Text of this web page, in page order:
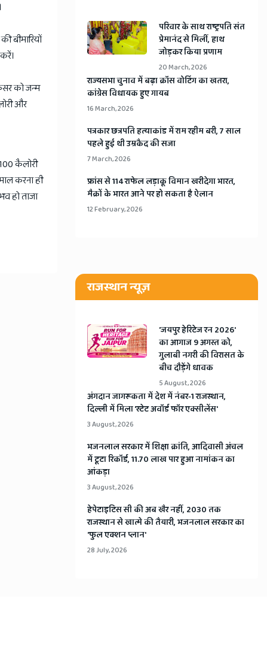
बीमारियों
को जन्म
और
कैलोरी
करना ही
हो ताजा
​परिवार के साथ राष्ट्रपति संत
प्रेमानंद से मिलीं, हाथ
जोड़कर किया प्रणाम
20 March, 2026
​राज्यसभा चुनाव में बढ़ा क्रॉस वोटिंग का खतरा,
कांग्रेस विधायक हुए गायब
16 March, 2026
​पत्रकार छत्रपति हत्याकांड में राम रहीम बरी, 7 साल
पहले हुई थी उम्रकैद की सजा
7 March, 2026
​फ्रांस से 114 राफेल लड़ाकू विमान खरीदेगा भारत,
मैक्रों के भारत आने पर हो सकता है ऐलान
12 February, 2026
राजस्थान न्यूज़
​'जयपुर हेरिटेज रन 2026'
का आगाज 9 अगस्त को,
गुलाबी नगरी की विरासत के
बीच दौड़ेंगे धावक
5 August, 2026
अंगदान जागरूकता में देश में नंबर-1 राजस्थान,
दिल्ली में मिला 'स्टेट अवॉर्ड फॉर एक्सीलेंस'
3 August, 2026
भजनलाल सरकार में शिक्षा क्रांति, आदिवासी अंचल
में टूटा रिकॉर्ड, 11.70 लाख पार हुआ नामांकन का
आंकड़ा
3 August, 2026
हेपेटाइटिस सी की अब खैर नहीं, 2030 तक
राजस्थान से खात्मे की तैयारी, भजनलाल सरकार का
'फुल एक्शन प्लान'
28 July, 2026